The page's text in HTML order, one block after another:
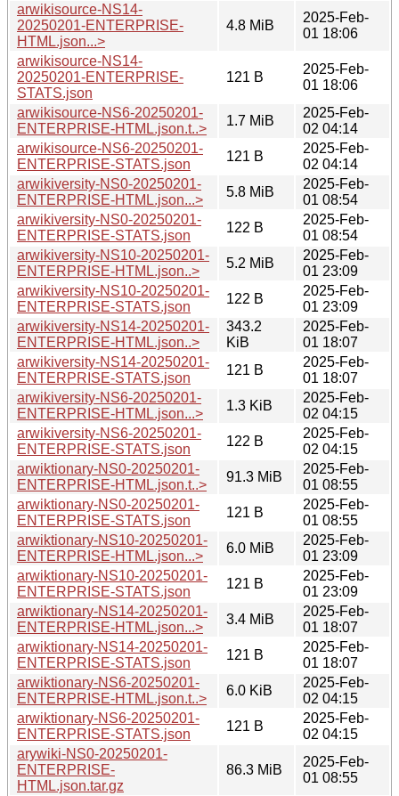
arwikisource-NS14-
20250201-ENTERPRISE-
HTML.json...>
4.8 MiB
2025-Feb-
01 18:06
arwikisource-NS14-
20250201-ENTERPRISE-
STATS.json
121 B
2025-Feb-
01 18:06
arwikisource-NS6-20250201-
ENTERPRISE-HTML.json.t..>
1.7 MiB
2025-Feb-
02 04:14
arwikisource-NS6-20250201-
ENTERPRISE-STATS.json
121 B
2025-Feb-
02 04:14
arwikiversity-NS0-20250201-
ENTERPRISE-HTML.json...>
5.8 MiB
2025-Feb-
01 08:54
arwikiversity-NS0-20250201-
ENTERPRISE-STATS.json
122 B
2025-Feb-
01 08:54
arwikiversity-NS10-20250201-
ENTERPRISE-HTML.json..>
5.2 MiB
2025-Feb-
01 23:09
arwikiversity-NS10-20250201-
ENTERPRISE-STATS.json
122 B
2025-Feb-
01 23:09
arwikiversity-NS14-20250201-
ENTERPRISE-HTML.json..>
343.2
KiB
2025-Feb-
01 18:07
arwikiversity-NS14-20250201-
ENTERPRISE-STATS.json
121 B
2025-Feb-
01 18:07
arwikiversity-NS6-20250201-
ENTERPRISE-HTML.json...>
1.3 KiB
2025-Feb-
02 04:15
arwikiversity-NS6-20250201-
ENTERPRISE-STATS.json
122 B
2025-Feb-
02 04:15
arwiktionary-NS0-20250201-
ENTERPRISE-HTML.json.t..>
91.3 MiB
2025-Feb-
01 08:55
arwiktionary-NS0-20250201-
ENTERPRISE-STATS.json
121 B
2025-Feb-
01 08:55
arwiktionary-NS10-20250201-
ENTERPRISE-HTML.json...>
6.0 MiB
2025-Feb-
01 23:09
arwiktionary-NS10-20250201-
ENTERPRISE-STATS.json
121 B
2025-Feb-
01 23:09
arwiktionary-NS14-20250201-
ENTERPRISE-HTML.json...>
3.4 MiB
2025-Feb-
01 18:07
arwiktionary-NS14-20250201-
ENTERPRISE-STATS.json
121 B
2025-Feb-
01 18:07
arwiktionary-NS6-20250201-
ENTERPRISE-HTML.json.t..>
6.0 KiB
2025-Feb-
02 04:15
arwiktionary-NS6-20250201-
ENTERPRISE-STATS.json
121 B
2025-Feb-
02 04:15
arywiki-NS0-20250201-
ENTERPRISE-
HTML.json.tar.gz
86.3 MiB
2025-Feb-
01 08:55